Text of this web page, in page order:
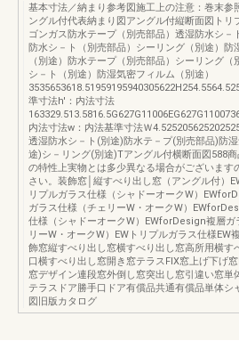
基本寸法／納まり参考図施工上の注意：巻末参
ングル付代表納まり図アングル付縦断面図トリ
ゴンガス防水テープ（別売部品）透湿防水シ－
防水シ－ト（別売部品）シーリング（別途）防
（別途）防水テープ（別売部品）シーリング（
シ－ト（別途）防湿気密フィルム（別途）
準寸法h'：内法寸法
内法寸法w：内法基準寸法Ｗ
透湿防水シ－ト(別途)防水テ－プ(別売部品)防
途)シ－リング(別途)Tアングル付横断面図588商
の特性上実物とは多少異なる場合がございます
さい。装飾窓│縦すべり出し窓（アングル付）
リプルガラス仕様（シャドーオークW）
ガラス仕様（チェリーW・オークW）
仕様（シャドーオークW）EWforDesign複層ガ
リーW・オークW）EWトリプルガラス仕様EW
飾窓縦すべり出し窓横すべり出し窓高所用横す
口横すべり出し窓開き窓テラスFIX窓上げ下げ
窓デザイン連段窓外倒し窓突出し窓引違い窓単
テラスドア勝手口ドア有償品共通有償品単体シ
図旧版カタログ